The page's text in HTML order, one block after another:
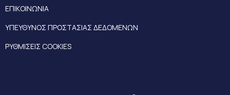
ΕΠΙΚΟΙΝΩΝΙΑ
ΥΠΕΥΘΥΝΟΣ ΠΡΟΣΤΑΣΙΑΣ ΔΕΔΟΜΕΝΩΝ
ΡΥΘΜΙΣΕΙΣ COOKIES